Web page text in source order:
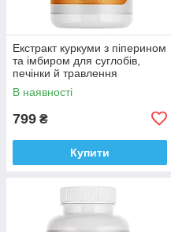
Екстракт куркуми з піперином
та імбиром для суглобів,
печінки й травлення
MedFuture Turmeric 120
таблеток Доставка з ЄС
В наявності
799 ₴
Купити